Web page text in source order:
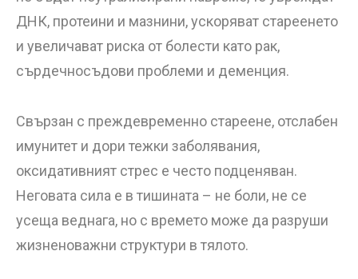
ДНК, протеини и мазнини, ускоряват стареенето
и увеличават риска от болести като рак,
сърдечносъдови проблеми и деменция.
Свързан с преждевременно стареене, отслабен
имунитет и дори тежки заболявания,
оксидативният стрес е често подценяван.
Неговата сила е в тишината – не боли, не се
усеща веднага, но с времето може да разруши
жизненоважни структури в тялото.